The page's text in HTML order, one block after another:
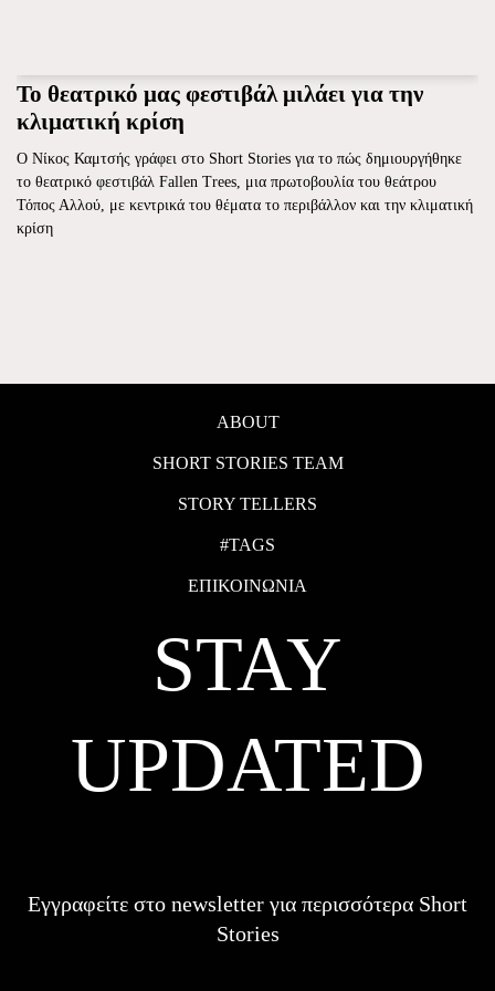
Το θεατρικό μας φεστιβάλ μιλάει για την
κλιματική κρίση
Ο Νίκος Καμτσής γράφει στο Short Stories για το πώς δημιουργήθηκε
το θεατρικό φεστιβάλ Fallen Trees, μια πρωτοβουλία του θεάτρου
Τόπος Αλλού, με κεντρικά του θέματα το περιβάλλον και την κλιματική
κρίση
ABOUT
SHORT STORIES TEAM
STORY TELLERS
#TAGS
ΕΠΙΚΟΙΝΩΝΙΑ
STAY
UPDATED
Εγγραφείτε στο newsletter για περισσότερα Short
Stories